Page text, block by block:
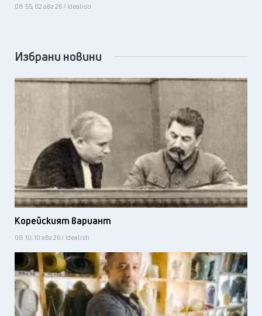
08:55, 02 авг 26 / Idealisti
Избрани новини
Корейският вариант
08:10, 10 авг 26 / Idealisti